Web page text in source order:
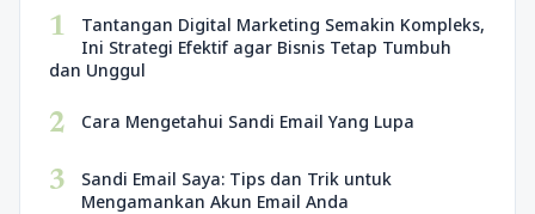
1
Tantangan Digital Marketing Semakin Kompleks,
Ini Strategi Efektif agar Bisnis Tetap Tumbuh
dan Unggul
2 Cara Mengetahui Sandi Email Yang Lupa
3
Sandi Email Saya: Tips dan Trik untuk
Mengamankan Akun Email Anda